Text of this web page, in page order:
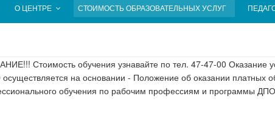
О ЦЕНТРЕ СТОИМОСТЬ ОБРАЗОВАТЕЛЬНЫХ УСЛУГ
Стоимость обучения узнавайте по тел. 47-47-00 Оказание
на основании - Положение об оказании платных
обучения по рабочим профессиям и программы